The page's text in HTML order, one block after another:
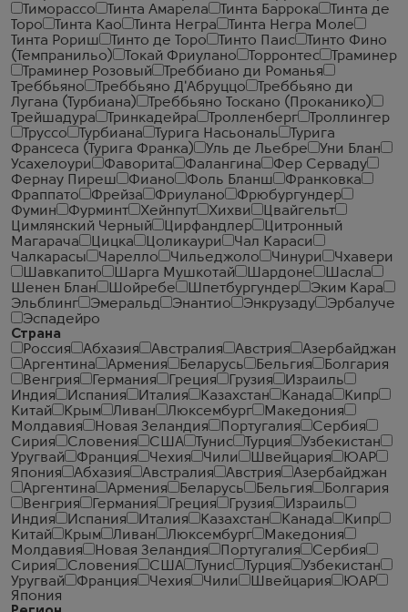
Тиморассо
Тинта Амарела Тинта Баррока
Тинта де
Торо
Тинта Као Тинта Негра
Тинта Негра Моле
Тинта Рориш
Тинто де Торо Тинто Паис
Тинто Фино
(Темпранильо)
Токай Фриулано Торронтес
Траминер
Траминер Розовый
Треббиано ди Романья
Треббьяно
Треббьяно Д'Абруццо
Треббьяно ди
Лугана (Турбиана)
Треббьяно Тоскано (Проканико)
Трейшадура
Тринкадейра Тролленберг
Троллингер
Труссо
Турбиана Турига Насьональ
Турига
Франсеса (Турига Франка)
Уль де Льебре
Уни Блан
Усахелоури
Фаворита Фалангина
Фер Серваду
Фернау Пиреш
Фиано Фоль Бланш
Франковка
Фраппато
Фрейза Фриулано
Фрюбургундер
Фумин
Фурминт Хейнпут Хихви
Цвайгельт
Цимлянский Черный
Цирфандлер
Цитронный
Магарача
Цицка Цоликаури
Чал Караси
Чалкарасы
Чарелло Чильеджоло Чинури
Чхавери
Шавкапито
Шарга Мушкотай Шардоне
Шасла
Шенен Блан
Шойребе Шпетбургундер
Эким Кара
Эльблинг
Эмеральд Энантио Энкрузаду
Эрбалуче
Эспадейро
Страна
Россия
Абхазия Австралия Австрия
Азербайджан
Аргентина
Армения Беларусь Бельгия
Болгария
Венгрия
Германия Греция Грузия
Израиль
Индия
Испания Италия Казахстан Канада
Кипр
Китай
Крым Ливан Люксембург
Македония
Молдавия
Новая Зеландия Португалия
Сербия
Сирия
Словения США Тунис Турция
Узбекистан
Уругвай
Франция Чехия Чили Швейцария
ЮАР
Япония
Абхазия Австралия Австрия
Азербайджан
Аргентина
Армения Беларусь Бельгия
Болгария
Венгрия
Германия Греция Грузия
Израиль
Индия
Испания Италия Казахстан Канада
Кипр
Китай
Крым Ливан Люксембург
Македония
Молдавия
Новая Зеландия Португалия
Сербия
Сирия
Словения США Тунис Турция
Узбекистан
Уругвай
Франция Чехия Чили Швейцария
ЮАР
Япония